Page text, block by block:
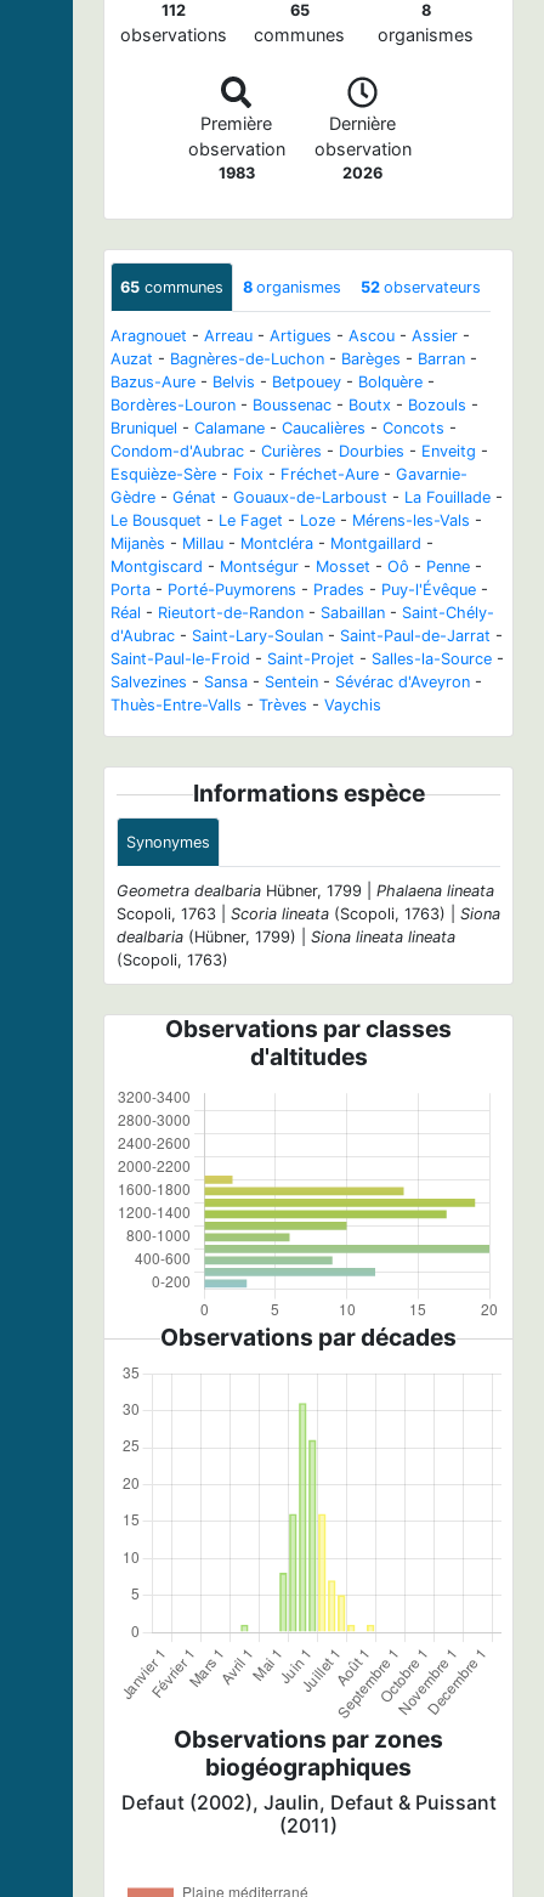
112
observations
65
communes
8
organismes
Première
observation
1983
Dernière
observation
2026
65 communes 8 organismes 52 observateurs
Aragnouet - Arreau - Artigues - Ascou - Assier -
Auzat - Bagnères-de-Luchon - Barèges - Barran -
Bazus-Aure - Belvis - Betpouey - Bolquère -
Bordères-Louron - Boussenac - Boutx - Bozouls -
Bruniquel - Calamane - Caucalières - Concots -
Condom-d'Aubrac - Curières - Dourbies - Enveitg -
Esquièze-Sère - Foix - Fréchet-Aure - Gavarnie-
Gèdre - Génat - Gouaux-de-Larboust - La Fouillade -
Le Bousquet - Le Faget - Loze - Mérens-les-Vals -
Mijanès - Millau - Montcléra - Montgaillard -
Montgiscard - Montségur - Mosset - Oô - Penne -
Porta - Porté-Puymorens - Prades - Puy-l'Évêque -
Réal - Rieutort-de-Randon - Sabaillan - Saint-Chély-
d'Aubrac - Saint-Lary-Soulan - Saint-Paul-de-Jarrat -
Saint-Paul-le-Froid - Saint-Projet - Salles-la-Source -
Salvezines - Sansa - Sentein - Sévérac d'Aveyron -
Thuès-Entre-Valls - Trèves - Vaychis
Informations espèce
Synonymes
Geometra dealbaria Hübner, 1799 | Phalaena lineata
Scopoli, 1763 | Scoria lineata (Scopoli, 1763) | Siona
dealbaria (Hübner, 1799) | Siona lineata lineata
(Scopoli, 1763)
Observations par classes
d'altitudes
Observations par décades
Observations par zones
biogéographiques
Defaut (2002), Jaulin, Defaut & Puissant
(2011)